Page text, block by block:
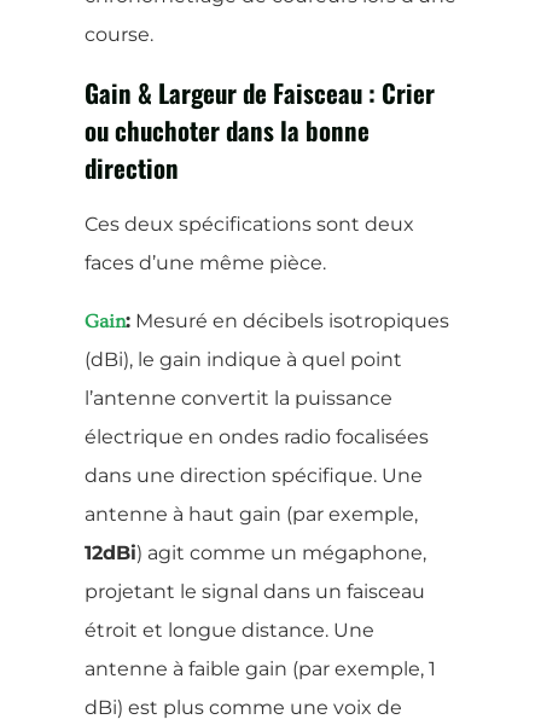
course.
Gain & Largeur de Faisceau : Crier
ou chuchoter dans la bonne
direction
Ces deux spécifications sont deux
faces d’une même pièce.
Gain: Mesuré en décibels isotropiques
(dBi), le gain indique à quel point
l’antenne convertit la puissance
électrique en ondes radio focalisées
dans une direction spécifique. Une
antenne à haut gain (par exemple,
12dBi) agit comme un mégaphone,
projetant le signal dans un faisceau
étroit et longue distance. Une
antenne à faible gain (par exemple, 1
dBi) est plus comme une voix de